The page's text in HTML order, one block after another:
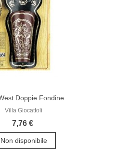
Doppie Fondine
Villa Giocattoli
7,76 €
Non disponibile